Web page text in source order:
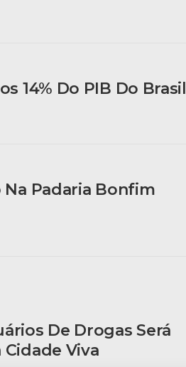
14% Do PIB Do Brasil
Padaria Bonfim
De Drogas Será
Viva